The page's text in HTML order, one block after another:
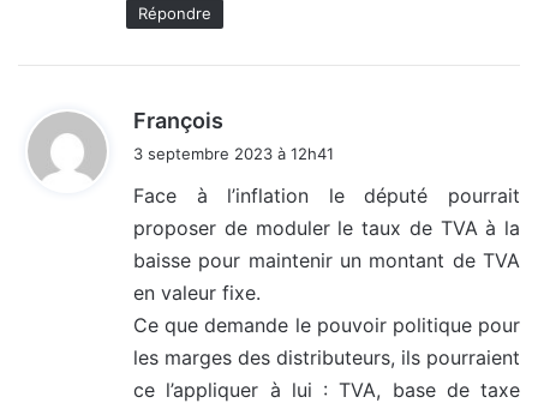
Répondre
François
:
3 septembre 2023 à 12h41
Face à l’inflation le député pourrait
proposer de moduler le taux de TVA à la
baisse pour maintenir un montant de TVA
en valeur fixe.
Ce que demande le pouvoir politique pour
les marges des distributeurs, ils pourraient
ce l’appliquer à lui : TVA, base de taxe